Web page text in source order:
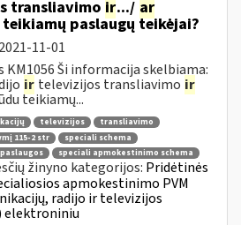
transliavimo ir.../ ar
paslaugų teikėjai?
2021-11-01
Ši informacija skelbiama:
ir televizijos transliavimo ir
teikiamų...
televizijos
transliavimo
115-2 str
speciali schema
speciali apmokestinimo schema
žinyno kategorijos: Pridėtinės
apmokestinimo PVM
radijo ir televizijos
elektroniniu